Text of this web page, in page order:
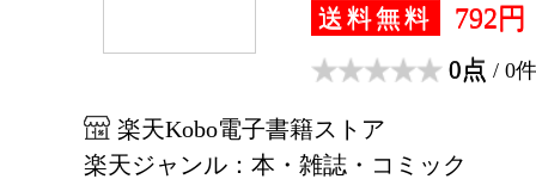
送料無料 792円
0点 / 0件
楽天Kobo電子書籍ストア
楽天ジャンル：本・雑誌・コミック